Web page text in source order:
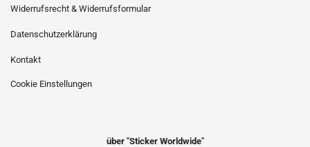
Widerrufsrecht & Widerrufsformular
Datenschutzerklärung
Kontakt
Cookie Einstellungen
über "Sticker Worldwide"